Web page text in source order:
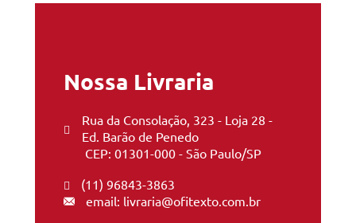
Nossa Livraria
Rua da Consolação, 323 - Loja 28 -
Ed. Barão de Penedo
CEP: 01301-000 - São Paulo/SP
(11) 96843-3863
email: livraria@ofitexto.com.br